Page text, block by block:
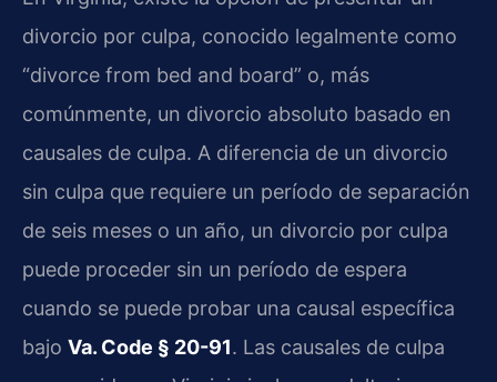
divorcio por culpa, conocido legalmente como
“divorce from bed and board” o, más
comúnmente, un divorcio absoluto basado en
causales de culpa. A diferencia de un divorcio
sin culpa que requiere un período de separación
de seis meses o un año, un divorcio por culpa
puede proceder sin un período de espera
cuando se puede probar una causal específica
bajo Va. Code § 20-91. Las causales de culpa